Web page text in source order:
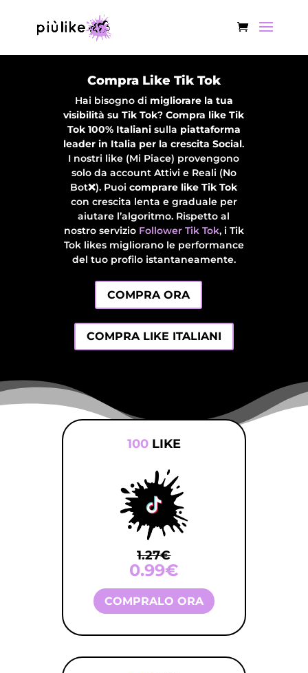
Compra Like Tik Tok
Hai bisogno di migliorare la tua
visibilità su Tik Tok?Compra like Tik
Tok 100% Italianisulla piattaforma
leader in Italia per la crescita Social.
I nostri like (Mi Piace) provengono
solo da account Attivi e Reali (No
Bot❌). Puoicomprare like Tik Tok
con crescita lenta e graduale per
aiutare l’algoritmo. Rispetto al
nostro servizio Follower Tik Tok, i Tik
Tok likes migliorano le performance
del tuo profilo istantaneamente.
COMPRA ORA
COMPRA LIKE ITALIANI
100LIKE
1.27€
0.99€
COMPRALO ORA